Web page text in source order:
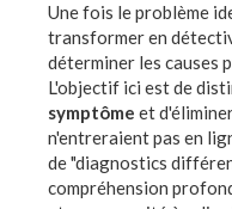
Une fois le problème
transformer en
déterminer les causes
L'objectif ici est de
symptôme et
n'entreraient pas en
de "diagnostics
compréhension